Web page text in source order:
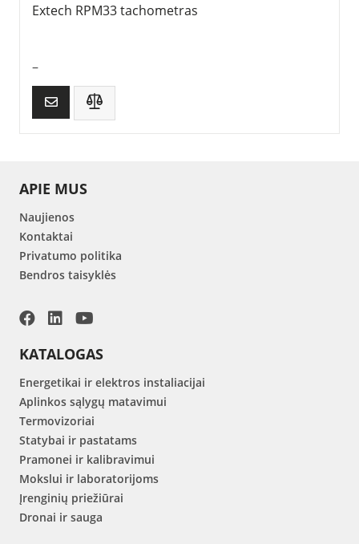
Extech RPM33 tachometras
–
APIE MUS
Naujienos
Kontaktai
Privatumo politika
Bendros taisyklės
KATALOGAS
Energetikai ir elektros instaliacijai
Aplinkos sąlygų matavimui
Termovizoriai
Statybai ir pastatams
Pramonei ir kalibravimui
Mokslui ir laboratorijoms
Įrenginių priežiūrai
Dronai ir sauga